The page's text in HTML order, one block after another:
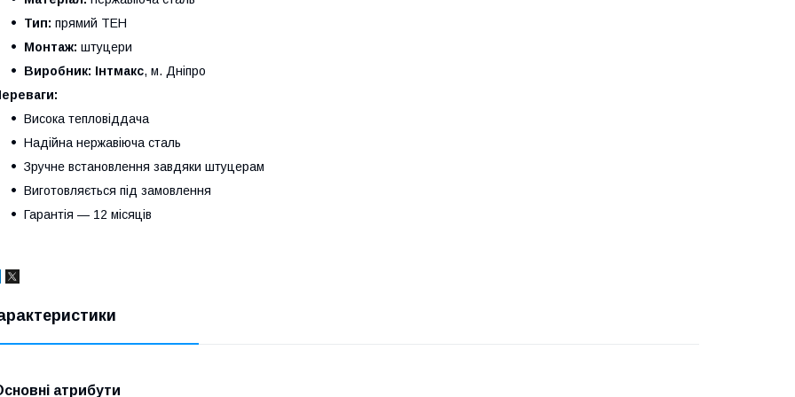
Тип: прямий ТЕН
Монтаж: штуцери
Виробник: Інтмакс, м. Дніпро
Висока тепловіддача
Надійна нержавіюча сталь
Зручне встановлення завдяки штуцерам
Виготовляється під замовлення
Гарантія — 12 місяців
атрибути